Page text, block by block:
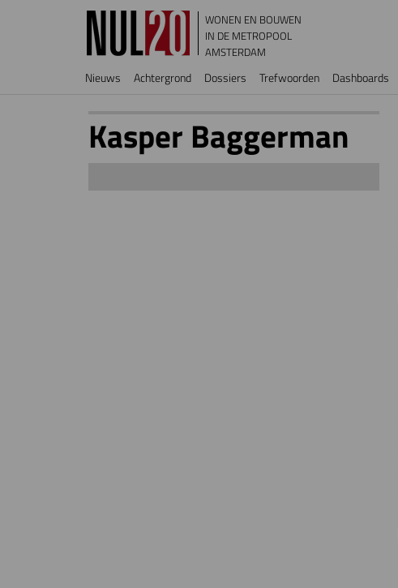
Overslaan en naar de inhoud gaan
WONEN EN BOUWEN
IN DE METROPOOL
AMSTERDAM
Hoofdnavigatie
Nieuws Achtergrond Dossiers Trefwoorden Dashboards
Kasper Baggerman